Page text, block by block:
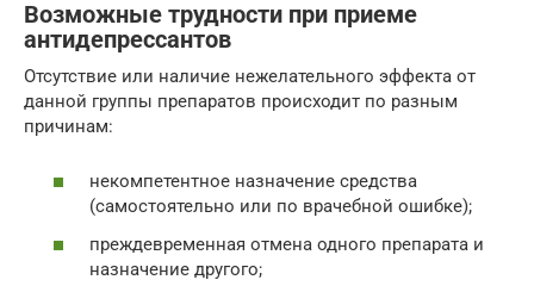
Возможные трудности при приеме
антидепрессантов
Отсутствие или наличие нежелательного эффекта от
данной группы препаратов происходит по разным
причинам:
некомпетентное назначение средства
(самостоятельно или по врачебной ошибке);
преждевременная отмена одного препарата и
назначение другого;